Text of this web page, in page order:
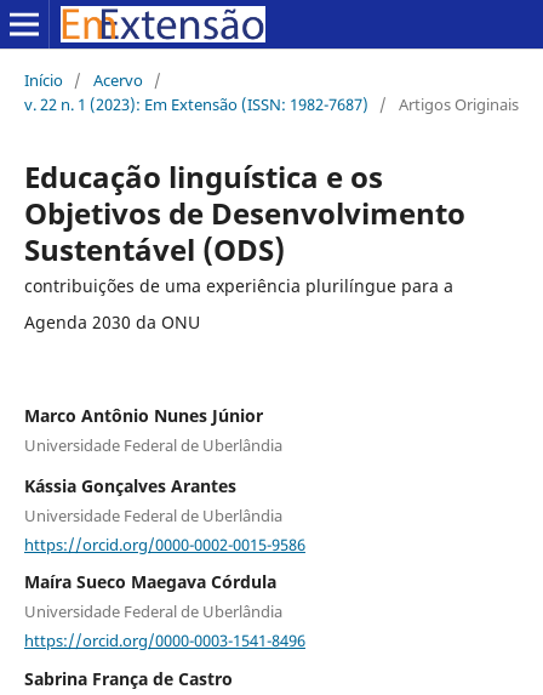
Início / Acervo /
v. 22 n. 1 (2023): Em Extensão (ISSN: 1982-7687)
/ Artigos Originais
Educação linguística e os
Objetivos de Desenvolvimento
Sustentável (ODS)
contribuições de uma experiência plurilíngue para a
Agenda 2030 da ONU
Marco Antônio Nunes Júnior
Universidade Federal de Uberlândia
Kássia Gonçalves Arantes
Universidade Federal de Uberlândia
https://orcid.org/0000-0002-0015-9586
Maíra Sueco Maegava Córdula
Universidade Federal de Uberlândia
https://orcid.org/0000-0003-1541-8496
Sabrina França de Castro